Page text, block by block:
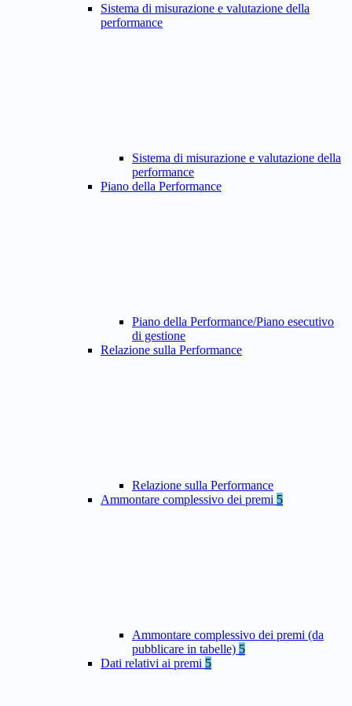
Sistema di misurazione e valutazione della
performance
Sistema di misurazione e valutazione della
performance
Piano della Performance
Piano della Performance/Piano esecutivo
di gestione
Relazione sulla Performance
Relazione sulla Performance
Ammontare complessivo dei premi 5
Ammontare complessivo dei premi (da
pubblicare in tabelle) 5
Dati relativi ai premi 5